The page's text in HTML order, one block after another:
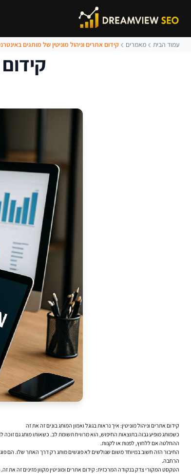
עמוד הבית מאמרים קידום אתרים וניהול מוניטין של מותגים
קידום אתרים וניהול מוניטין: איך נראות בגוגל ואמון המותג בונים זה את זה
כשמותג מופיע גבוה בתוצאות החיפוש, הוא מרוויח תשומת לב. כשאותו מותג גם זוכה
ההחלטה אם ללחוץ, לפנות או לקנות.
החיבור הזה חשוב במיוחד משום שגולשים לא פוגשים מותג רק דרך האתר שלו. הם
הרחבה.